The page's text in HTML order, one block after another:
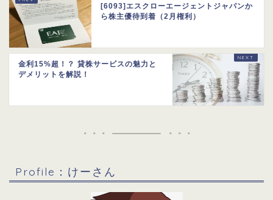
[6093]エスクローエージェントジャパンか
ら株主優待到着（2月権利）
金利15%超！？ 貸株サービスの魅力と
デメリットを解説！
Profile：けーさん